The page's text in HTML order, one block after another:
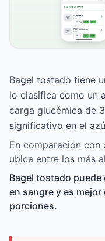
Bagel tostado tiene
lo clasifica como un
carga glucémica de
significativo en el
En comparación
ubica entre los más
Bagel tostado
en sangre y es
porciones.